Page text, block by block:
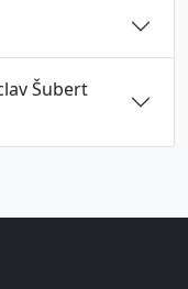
Šubert